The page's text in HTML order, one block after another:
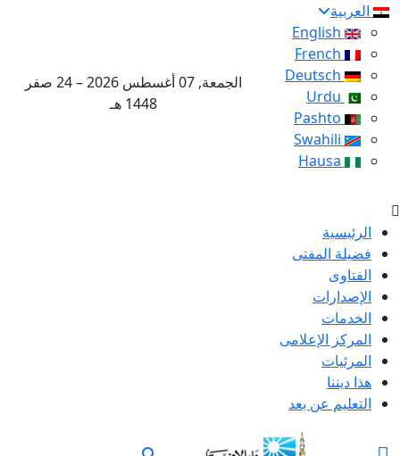
العربية
الجمعة, 07 أغسطس 2026 – 24 صفر
1448 هـ
الرئيسية
فضيلة المفتى
الفتاوى
الإصدارات
الخدمات
المركز الإعلامى
المرئيات
هذا ديننا
التعليم عن بعد